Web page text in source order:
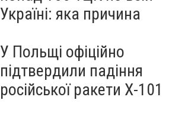
Україні: яка причина
У Польщі офіційно
підтвердили падіння
російської ракети Х-101